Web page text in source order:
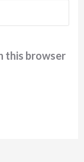
this browser